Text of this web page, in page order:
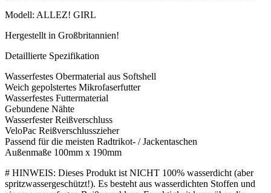
Modell: ALLEZ! GIRL
Hergestellt in Großbritannien!
Detaillierte Spezifikation
Wasserfestes Obermaterial aus Softshell
Weich gepolstertes Mikrofaserfutter
Wasserfestes Futtermaterial
Gebundene Nähte
Wasserfester Reißverschluss
VeloPac Reißverschlusszieher
Passend für die meisten Radtrikot- / Jackentaschen
Außenmaße 100mm x 190mm
# HINWEIS: Dieses Produkt ist NICHT 100% wasserdicht (aber
spritzwassergeschützt!). Es besteht aus wasserdichten Stoffen und